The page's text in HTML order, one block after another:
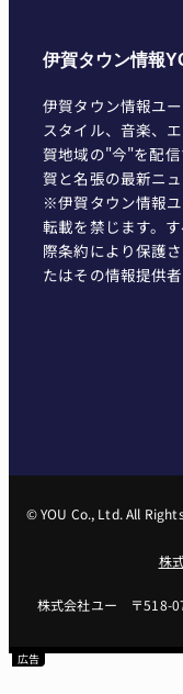
伊賀タウン情報
伊賀タウン情報ユ
スタイル、音楽、
賀地域の"今"を配
賀と名張の最新ニ
※伊賀タウン情報
転載を禁じます。
際条約により保護
たはその情報提供者
© YOU Co., Ltd. All
株
株式会社ユー 〒518-